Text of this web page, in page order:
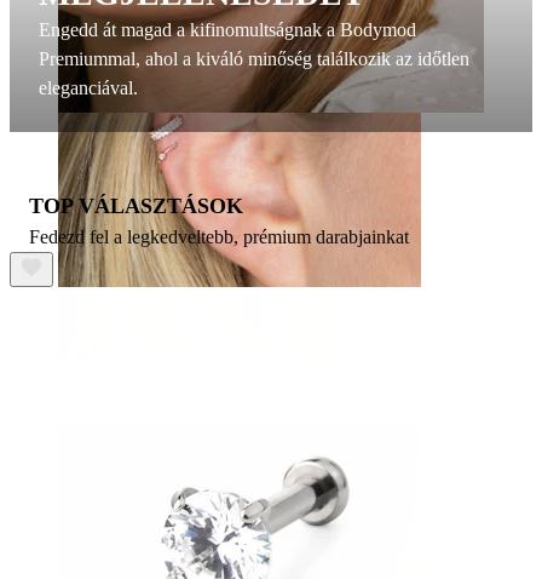
Engedd át magad a kifinomultságnak a Bodymod
Premiummal, ahol a kiváló minőség találkozik az időtlen
eleganciával.
TOP VÁLASZTÁSOK
Fedezd fel a legkedveltebb, prémium darabjainkat